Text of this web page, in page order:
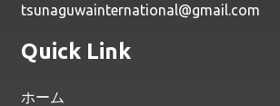
tsunaguwainternational@gmail.com
Quick Link
ホーム